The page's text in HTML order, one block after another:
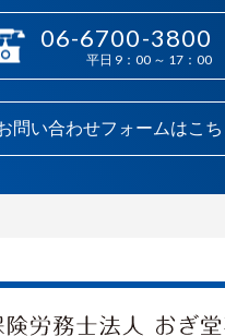
06-6700-3800
平日 9：00 ～ 17：00
問い合わせフォームはこち